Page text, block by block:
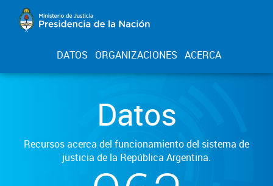
DATOS ORGANIZACIONES ACERCA
Datos
Recursos acerca del funcionamiento del sistema de
justicia de la República Argentina.